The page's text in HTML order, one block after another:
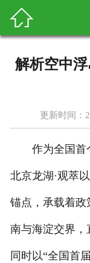

解析空中
更新时间：
作为全国首个
北京龙湖·观萃
锚点，承载着
南与海淀交界，
同时以“全国首